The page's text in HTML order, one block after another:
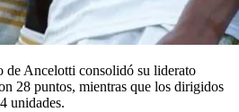
de Ancelotti consolidó su liderato
28 puntos, mientras que los dirigidos
unidades.